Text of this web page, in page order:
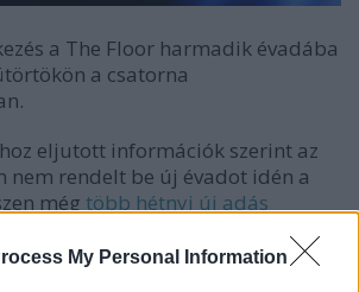
My Personal Information
a The Floor harmadik évadába
a csatorna
eljutott információk szerint az
nem rendelt be új évadot idén a
még több hétnyi új adás
értesüléseinkkel is -